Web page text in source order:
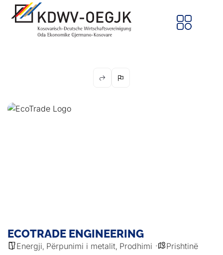
ECOTRADE ENGINEERING
Energji, Përpunimi i metalit, Prodhimi Prishtinë